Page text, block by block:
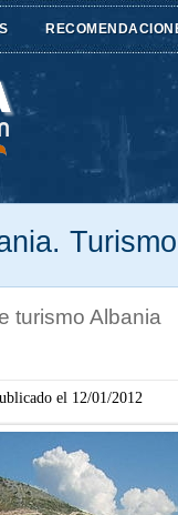
turismo Albania
el 12/01/2012